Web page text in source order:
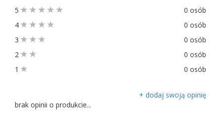
5
0 osób
4
0 osób
3
0 osób
2
0 osób
1
0 osób
+ dodaj swoją opinię
brak opinii o produkcie...